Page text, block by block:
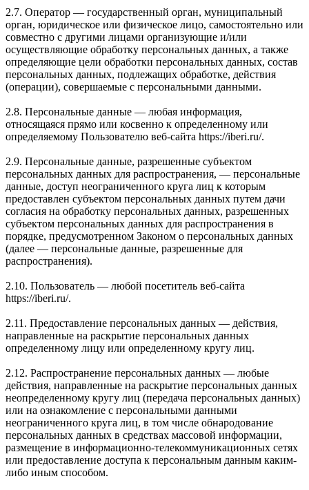
2.7. Оператор — государственный орган, муниципальный
орган, юридическое или физическое лицо, самостоятельно или
совместно с другими лицами организующие и/или
осуществляющие обработку персональных данных, а также
определяющие цели обработки персональных данных, состав
персональных данных, подлежащих обработке, действия
(операции), совершаемые с персональными данными.
2.8. Персональные данные — любая информация,
относящаяся прямо или косвенно к определенному или
определяемому Пользователю веб-сайта https://iberi.ru/.
2.9. Персональные данные, разрешенные субъектом
персональных данных для распространения, — персональные
данные, доступ неограниченного круга лиц к которым
предоставлен субъектом персональных данных путем дачи
согласия на обработку персональных данных, разрешенных
субъектом персональных данных для распространения в
порядке, предусмотренном Законом о персональных данных
(далее — персональные данные, разрешенные для
распространения).
2.10. Пользователь — любой посетитель веб-сайта
https://iberi.ru/.
2.11. Предоставление персональных данных — действия,
направленные на раскрытие персональных данных
определенному лицу или определенному кругу лиц.
2.12. Распространение персональных данных — любые
действия, направленные на раскрытие персональных данных
неопределенному кругу лиц (передача персональных данных)
или на ознакомление с персональными данными
неограниченного круга лиц, в том числе обнародование
персональных данных в средствах массовой информации,
размещение в информационно-телекоммуникационных сетях
или предоставление доступа к персональным данным каким-
либо иным способом.